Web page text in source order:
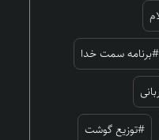
#برنامه سمت خدا
#توزیع گوشت